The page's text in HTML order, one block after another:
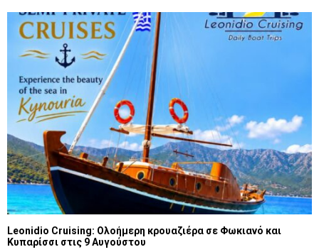
Leonidio Cruising: Ολοήμερη κρουαζιέρα σε Φωκιανό και
Κυπαρίσσι στις 9 Αυγούστου